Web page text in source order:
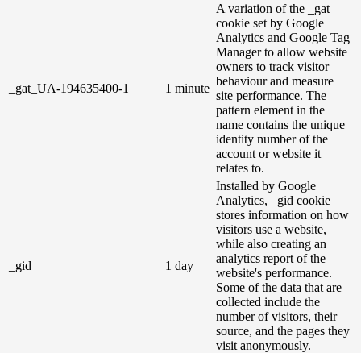
_gat_UA-194635400-1 1 minute
A variation of the _gat
cookie set by Google
Analytics and Google Tag
Manager to allow website
owners to track visitor
behaviour and measure
site performance. The
pattern element in the
name contains the unique
identity number of the
account or website it
relates to.
_gid 1 day
Installed by Google
Analytics, _gid cookie
stores information on how
visitors use a website,
while also creating an
analytics report of the
website's performance.
Some of the data that are
collected include the
number of visitors, their
source, and the pages they
visit anonymously.